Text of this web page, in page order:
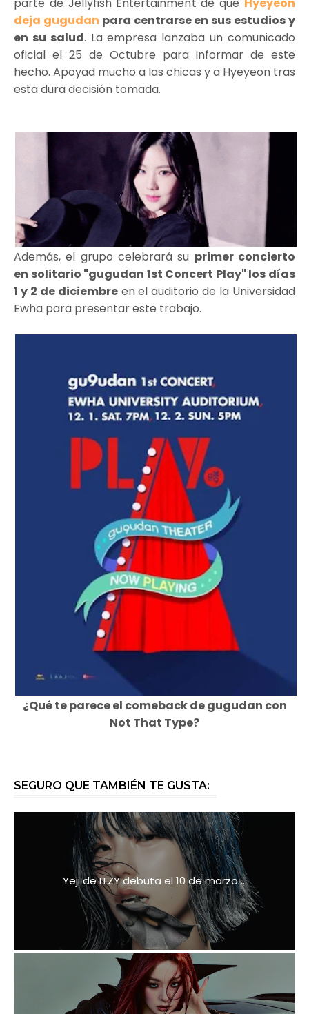
parte de Jellyfish Entertainment de que Hyeyeon
deja gugudan para centrarse en sus estudios y
en su salud. La empresa lanzaba un comunicado
oficial el 25 de Octubre para informar de este
hecho. Apoyad mucho a las chicas y a Hyeyeon tras
esta dura decisión tomada.
Además, el grupo celebrará su primer concierto
en solitario "gugudan 1st Concert Play" los días
1 y 2 de diciembreen el auditorio de la Universidad
Ewha para presentar este trabajo.
¿Qué te parece el comeback de gugudan con
Not That Type?
SEGURO QUE TAMBIÉN TE GUSTA:
Yeji de ITZY debuta el 10 de marzo ...